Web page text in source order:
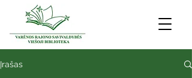
Įrašas